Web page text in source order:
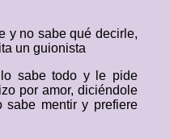
y no sabe qué decirle,
un guionista
sabe todo y le pide
por amor, diciéndole
mentir y prefiere